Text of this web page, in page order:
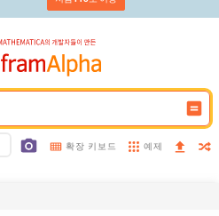
확장 키보드 예제